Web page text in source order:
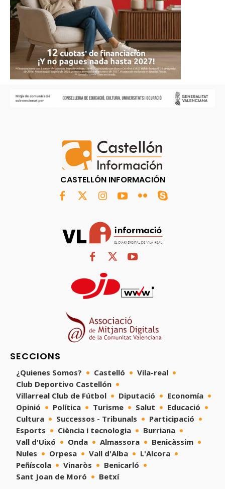
CASTELLÓN INFORMACIÓN
SECCIONS
¿Quienes Somos? Castelló
Vila-real
Club Deportivo Castellón
Villarreal Club de Fútbol
Diputació
Economía
Opinió
Política Turisme Salut
Educació
Cultura
Successos - Tribunals
Participació
Esports
Ciència i tecnologia
Burriana
Vall d'Uixó
Onda Almassora
Benicàssim
Nules
Orpesa Vall d'Alba
L'Alcora
Peñíscola
Vinaròs
Benicarló
Sant Joan de Moró
Betxí